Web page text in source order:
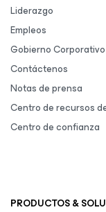
Liderazgo
Empleos
Gobierno Corporativo
Contáctenos
Notas de prensa
Centro de recursos
Centro de confianza
PRODUCTOS &